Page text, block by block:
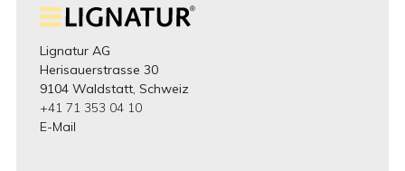
Lignatur AG
Herisauerstrasse 30
9104 Waldstatt, Schweiz
+41 71 353 04 10
E-Mail